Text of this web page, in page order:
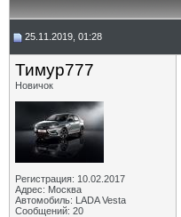
25.11.2019, 01:28
Тимур777
Новичок
Регистрация: 10.02.2017
Адрес: Москва
Автомобиль: LADA Vesta
Сообщений: 20